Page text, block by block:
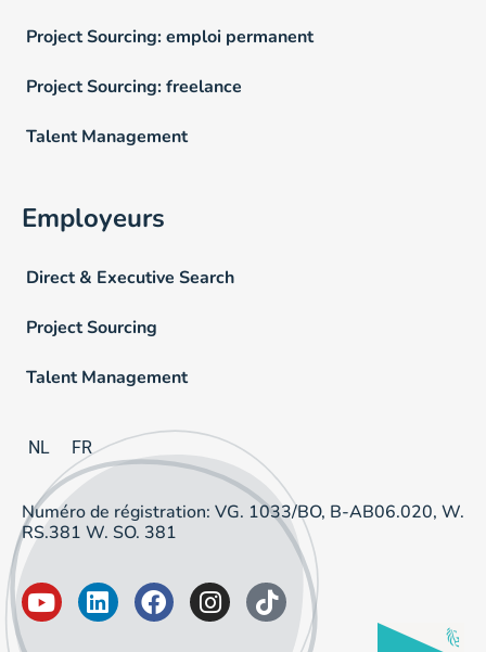
Project Sourcing: emploi permanent
Project Sourcing: freelance
Talent Management
Employeurs
Direct & Executive Search
Project Sourcing
Talent Management
NL FR
Numéro de régistration: VG. 1033/BO, B-AB06.020, W.
RS.381 W. SO. 381